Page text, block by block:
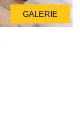
GALERIE
GALERIE